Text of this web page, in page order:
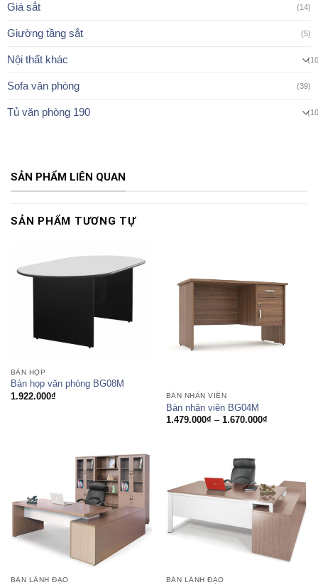
Giá sắt (14)
Giường tầng sắt (5)
Nội thất khác
Sofa văn phòng (39)
Tủ văn phòng 190
SẢN PHẨM LIÊN QUAN
SẢN PHẨM TƯƠNG TỰ
BÀN HỌP
Bàn họp văn phòng BG08M
1.922.000₫ BÀN NHÂN VIÊN
Bàn nhân viên BG04M
1.479.000₫ – 1.670.000₫Khoảng
BÀN LÃNH ĐẠO BÀN LÃNH ĐẠO